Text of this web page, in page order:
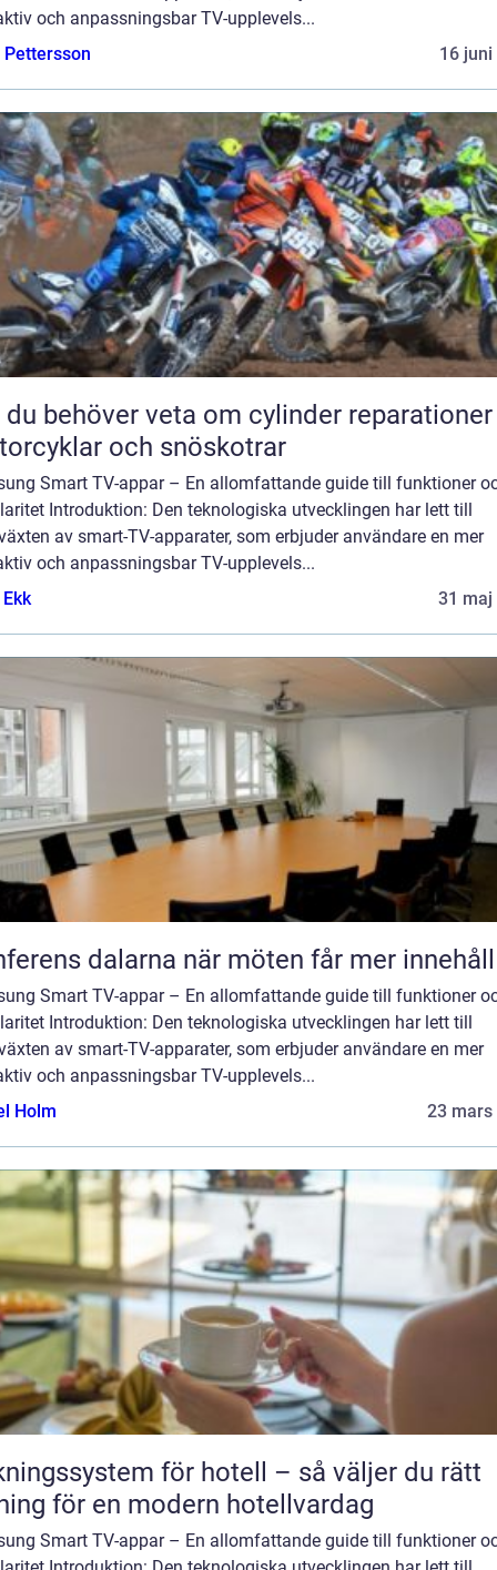
och anpassningsbar TV-upplevels...
16 juni
behöver veta om cylinder
och snöskotrar
Smart TV-appar – En allomfattande guide till funktioner
Introduktion: Den teknologiska utvecklingen har lett till
av smart-TV-apparater, som erbjuder användare en mer
och anpassningsbar TV-upplevels...
31 maj
Konferens dalarna när möten får mer innehåll
Smart TV-appar – En allomfattande guide till funktioner
Introduktion: Den teknologiska utvecklingen har lett till
av smart-TV-apparater, som erbjuder användare en mer
och anpassningsbar TV-upplevels...
Holm
23 mars
för hotell – så väljer du rätt
för en modern hotellvardag
Smart TV-appar – En allomfattande guide till funktioner